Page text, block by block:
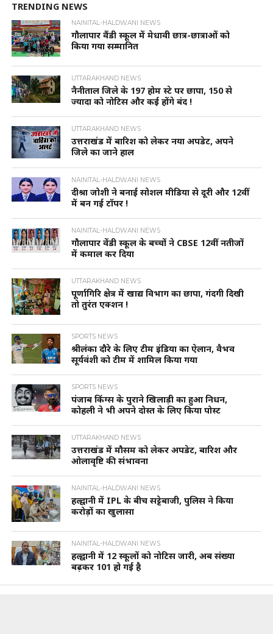
TRENDING NEWS
NAINITAL-HALDWANI NEWS
गौलापार वैंडी स्कूल में मेधावी छात्र-छात्राओं को
किया गया सम्मानित
UTTARAKHAND NEWS
नैनीताल जिले के 197 होम स्टे पर छापा, 150 से
ज्यादा को नोटिस और कई होंगे बंद !
UTTARAKHAND NEWS
उत्तराखंड में बारिश को लेकर नया अपडेट, अपने
जिले का जाने हाल
NAINITAL-HALDWANI NEWS
दीश्रा जोशी ने बनाई सोशल मीडिया से दूरी और 12वीं
में बन गई टॉपर !
NAINITAL-HALDWANI NEWS
गौलापार वेंडी स्कूल के बच्चों ने CBSE 12वीं नतीजों
में कमाल कर दिया
UTTARAKHAND NEWS
पूर्णागिरि क्षेत्र में खाद्य विभाग का छापा, गंदगी दिखी
तो तुरंत एक्शन !
SPORTS NEWS
श्रीलंका दौरे के लिए टीम इंडिया का ऐलान, वैभव
सूर्यवंशी को टीम में शामिल किया गया
SPORTS NEWS
पंजाब किंग्स के पुराने खिलाड़ी का हुआ निधन,
कोहली ने भी अपने दोस्त के लिए किया पोस्ट
UTTARAKHAND NEWS
उत्तराखंड में मौसम को लेकर अपडेट, बारिश और
ओलावृष्टि की संभावना
NAINITAL-HALDWANI NEWS
हल्द्वानी में IPL के बीच सट्टेबाजी, पुलिस ने किया
करोड़ों का खुलासा
NAINITAL-HALDWANI NEWS
हल्द्वानी में 12 स्कूलों को नोटिस जारी, अब संख्या
बढ़कर 101 हो गई है